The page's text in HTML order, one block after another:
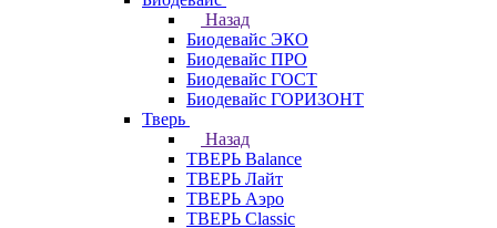
Назад
Биодевайс ЭКО
Биодевайс ПРО
Биодевайс ГОСТ
Биодевайс ГОРИЗОНТ
Тверь
Назад
ТВЕРЬ Balance
ТВЕРЬ Лайт
ТВЕРЬ Аэро
ТВЕРЬ Classic